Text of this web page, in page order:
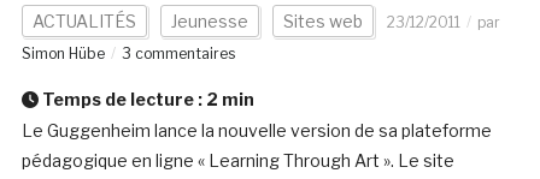
ACTUALITÉS Jeunesse Sites web 23/12/2011
par
Simon Hübe
3 commentaires
Temps de lecture : 2 min
Le Guggenheim lance la nouvelle version de sa plateforme
pédagogique en ligne « Learning Through Art ». Le site